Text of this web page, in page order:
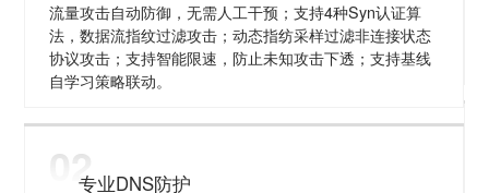
流量攻击自动防御，无需人工干预；支持4种Syn认证算
法，数据流指纹过滤攻击；动态指纺采样过滤非连接状态
协议攻击；支持智能限速，防止未知攻击下透；支持基线
自学习策略联动。
02专业DNS防护